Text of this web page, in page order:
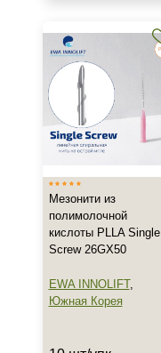
Мезонити из
полимолочной
кислоты PLLA Single
Screw 26GX50
EWA INNOLIFT,
Южная Корея